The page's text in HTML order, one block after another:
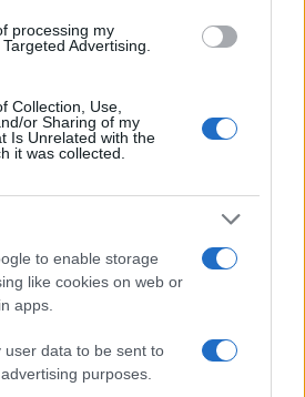
processing my
Advertising.
Collection, Use,
or Sharing of my
Is Unrelated with the
it was collected.
to enable storage
like cookies on web or
apps.
user data to be sent to
purposes.
libero di parlare se non tifi
di sinistra.